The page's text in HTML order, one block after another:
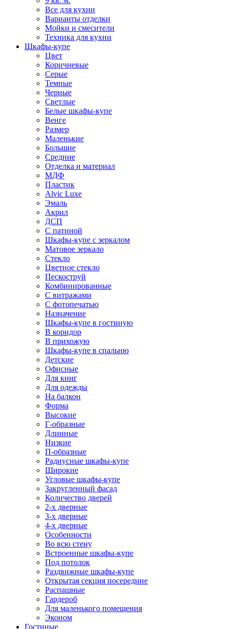
Все для кухни
Варианты отделки
Мойки и смесители
Техника для кухни
Шкафы-купе
Цвет
Коричневые
Серые
Темные
Черные
Светлые
Белые шкафы-купе
Венге
Размер
Маленькие
Большие
Средние
Отделка и материал
МДФ
Пластик
Alvic Luxe
Эмаль
Акрил
ДСП
С патиной
Шкафы-купе с зеркалом
Матовое зеркало
Стекло
Цветное стекло
Пескоструй
Комбинированные
С витражами
С фотопечатью
Назначение
Шкафы-купе в гостиную
В коридор
В прихожую
Шкафы-купе в спальню
Детские
Офисные
Для книг
Для одежды
На балкон
Форма
Высокие
Г-образные
Длинные
Низкие
П-образные
Радиусные шкафы-купе
Широкие
Угловые шкафы-купе
Закругленный фасад
Количество дверей
2-х дверные
3-х дверные
4-х дверные
Особенности
Во всю стену
Встроенные шкафы-купе
Под потолок
Раздвижные шкафы-купе
Открытая секция посередине
Распашные
Гардероб
Для маленького помещения
Эконом
Гостиные